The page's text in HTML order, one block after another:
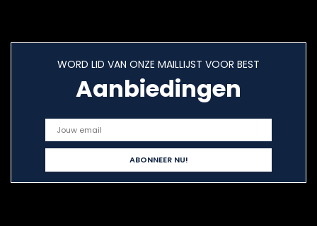
WORD LID VAN ONZE MAILLIJST VOOR BEST
Aanbiedingen